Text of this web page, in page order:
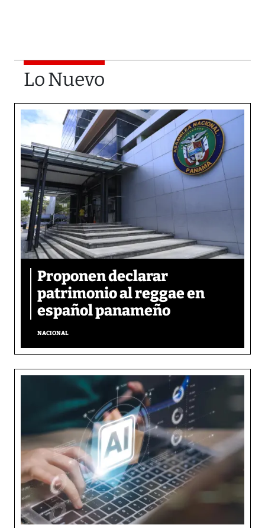
Lo Nuevo
Proponen declarar
patrimonio al reggae en
español panameño
NACIONAL